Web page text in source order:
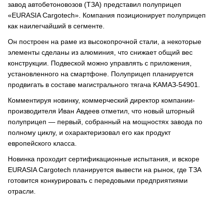
завод автобетоновозов (ТЗА) представил полуприцеп
«EURASIA Cargotech». Компания позиционирует полуприцеп
как наилегчайший в сегменте.
Он построен на раме из высокопрочной стали, а некоторые
элементы сделаны из алюминия, что снижает общий вес
конструкции. Подвеской можно управлять с приложения,
установленного на смартфоне. Полуприцеп планируется
продвигать в составе магистрального тягача KAMAЗ-54901.
Комментируя новинку, коммерческий директор компании-
производителя Иван Авдеев отметил, что новый шторный
полуприцеп — первый, собранный на мощностях завода по
полному циклу, и охарактеризовал его как продукт
европейского класса.
Новинка проходит сертификационные испытания, и вскоре
EURASIA Cargotech планируется вывести на рынок, где ТЗА
готовится конкурировать с передовыми предприятиями
отрасли.